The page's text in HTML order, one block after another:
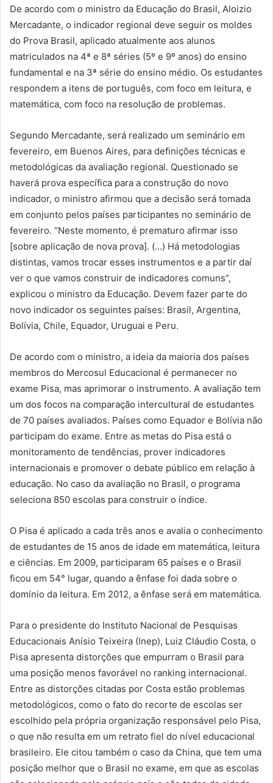
De acordo com o ministro da Educação do Brasil, Aloizio
Mercadante, o indicador regional deve seguir os moldes
do Prova Brasil, aplicado atualmente aos alunos
matriculados na 4ª e 8ª séries (5º e 9º anos) do ensino
fundamental e na 3ª série do ensino médio. Os estudantes
respondem a itens de português, com foco em leitura, e
matemática, com foco na resolução de problemas.
Segundo Mercadante, será realizado um seminário em
fevereiro, em Buenos Aires, para definições técnicas e
metodológicas da avaliação regional. Questionado se
haverá prova específica para a construção do novo
indicador, o ministro afirmou que a decisão será tomada
em conjunto pelos países participantes no seminário de
fevereiro. “Neste momento, é prematuro afirmar isso
[sobre aplicação de nova prova]. (…) Há metodologias
distintas, vamos trocar esses instrumentos e a partir daí
ver o que vamos construir de indicadores comuns”,
explicou o ministro da Educação. Devem fazer parte do
novo indicador os seguintes países: Brasil, Argentina,
Bolívia, Chile, Equador, Uruguai e Peru.
De acordo com o ministro, a ideia da maioria dos países
membros do Mercosul Educacional é permanecer no
exame Pisa, mas aprimorar o instrumento. A avaliação tem
um dos focos na comparação intercultural de estudantes
de 70 países avaliados. Países como Equador e Bolívia não
participam do exame. Entre as metas do Pisa está o
monitoramento de tendências, prover indicadores
internacionais e promover o debate público em relação à
educação. No caso da avaliação no Brasil, o programa
seleciona 850 escolas para construir o índice.
O Pisa é aplicado a cada três anos e avalia o conhecimento
de estudantes de 15 anos de idade em matemática, leitura
e ciências. Em 2009, participaram 65 países e o Brasil
ficou em 54° lugar, quando a ênfase foi dada sobre o
domínio da leitura. Em 2012, a ênfase será em matemática.
Para o presidente do Instituto Nacional de Pesquisas
Educacionais Anísio Teixeira (Inep), Luiz Cláudio Costa, o
Pisa apresenta distorções que empurram o Brasil para
uma posição menos favorável no ranking internacional.
Entre as distorções citadas por Costa estão problemas
metodológicos, como o fato do recorte de escolas ser
escolhido pela própria organização responsável pelo Pisa,
o que não resulta em um retrato fiel do nível educacional
brasileiro. Ele citou também o caso da China, que tem uma
posição melhor que o Brasil no exame, em que as escolas